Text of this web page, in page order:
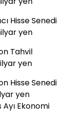
Hisse Senedi
yen
Tahvil
yen
Hisse Senedi
yen
Ekonomi